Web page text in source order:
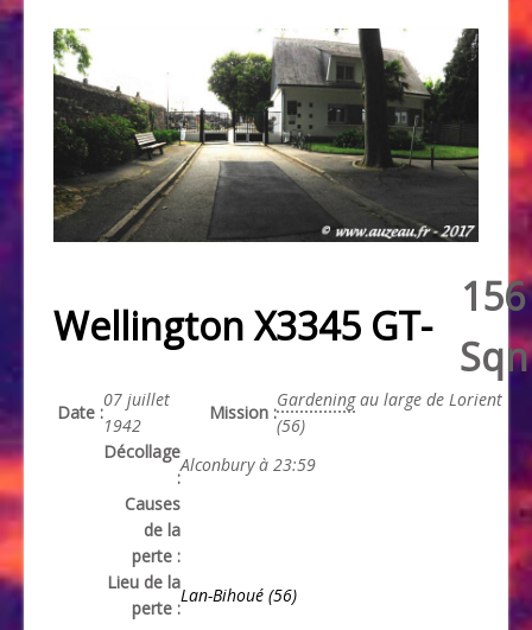
Wellington X3345 GT-
156
Sqn
Date :
07 juillet
1942
Mission :
Gardeningau large de Lorient
(56)
Décollage
:
Alconbury à 23:59
Causes
de la
perte :
Lieu de la
perte :
Lan-Bihoué (56)